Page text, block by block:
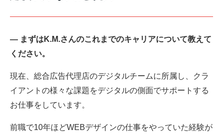
― まずはK.M.さんのこれまでのキャリアについて教えて
ください。
現在、総合広告代理店のデジタルチームに所属し、クラ
イアントの様々な課題をデジタルの側面でサポートする
お仕事をしています。
前職で10年ほどWEBデザインの仕事をやっていた経験が